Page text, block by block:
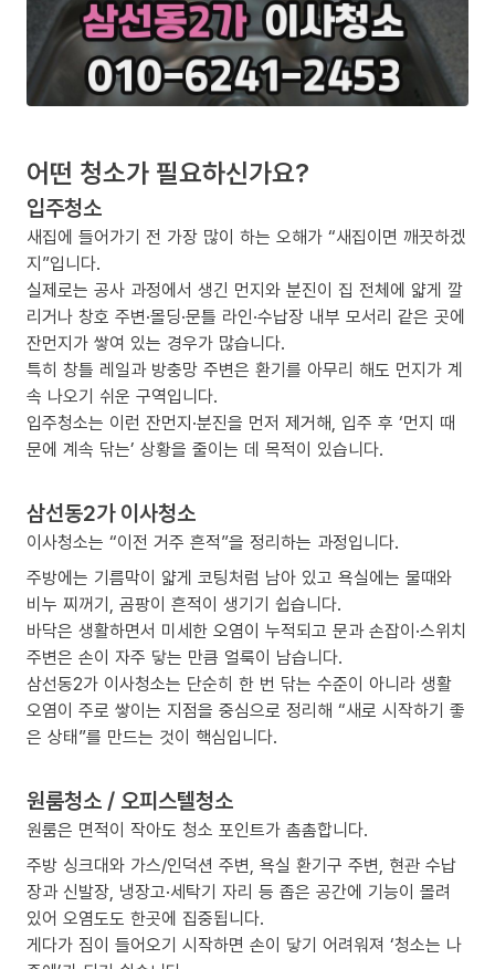
어떤 청소가 필요하신가요?
입주청소
새집에 들어가기 전 가장 많이 하는 오해가 “새집이면 깨끗하겠
지”입니다.
실제로는 공사 과정에서 생긴 먼지와 분진이 집 전체에 얇게 깔
리거나 창호 주변·몰딩·문틀 라인·수납장 내부 모서리 같은 곳에
잔먼지가 쌓여 있는 경우가 많습니다.
특히 창틀 레일과 방충망 주변은 환기를 아무리 해도 먼지가 계
속 나오기 쉬운 구역입니다.
입주청소는 이런 잔먼지·분진을 먼저 제거해, 입주 후 ‘먼지 때
문에 계속 닦는’ 상황을 줄이는 데 목적이 있습니다.
삼선동2가 이사청소
이사청소는 “이전 거주 흔적”을 정리하는 과정입니다.
주방에는 기름막이 얇게 코팅처럼 남아 있고 욕실에는 물때와
비누 찌꺼기, 곰팡이 흔적이 생기기 쉽습니다.
바닥은 생활하면서 미세한 오염이 누적되고 문과 손잡이·스위치
주변은 손이 자주 닿는 만큼 얼룩이 남습니다.
삼선동2가 이사청소는 단순히 한 번 닦는 수준이 아니라 생활
오염이 주로 쌓이는 지점을 중심으로 정리해 “새로 시작하기 좋
은 상태”를 만드는 것이 핵심입니다.
원룸청소 / 오피스텔청소
원룸은 면적이 작아도 청소 포인트가 촘촘합니다.
주방 싱크대와 가스/인덕션 주변, 욕실 환기구 주변, 현관 수납
장과 신발장, 냉장고·세탁기 자리 등 좁은 공간에 기능이 몰려
있어 오염도도 한곳에 집중됩니다.
게다가 짐이 들어오기 시작하면 손이 닿기 어려워져 ‘청소는 나